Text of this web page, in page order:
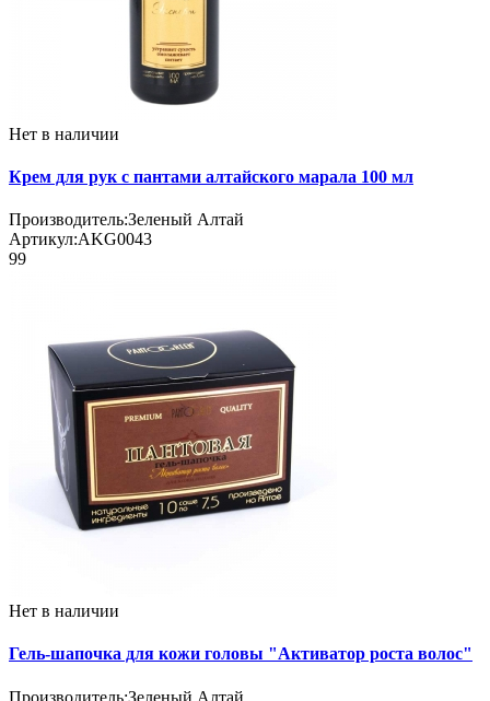
Нет в наличии
Крем для рук с пантами алтайского марала 100 мл
Производитель:Зеленый Алтай
Артикул:AKG0043
99
Нет в наличии
Гель-шапочка для кожи головы "Активатор роста волос"
Производитель:Зеленый Алтай